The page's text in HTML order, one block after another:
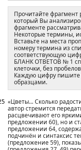
Прочитайте фрагмент
который Вы
фрагменте
Некоторые термины,
Вставьте на места
номеру термина из
соответствующую
БЛАНК ОТВЕТОВ № 1
клеточки, без
Каждую цифру пишите
образцами.
«Цветы... Сколько
автор стремится
расцвечивают его
предложении 60), но и
предложении 64,
подчинён и синтаксис
(предложение 59),